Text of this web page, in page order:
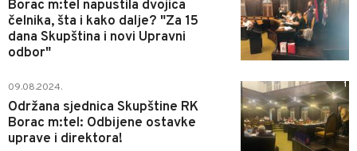
Borac m:tel napustila dvojica
čelnika, šta i kako dalje? "Za 15
dana Skupština i novi Upravni
odbor"
09.08.2024.
Održana sjednica Skupštine RK
Borac m:tel: Odbijene ostavke
uprave i direktora!
1